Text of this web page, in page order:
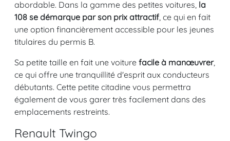
abordable. Dans la gamme des petites voitures, la
108 se démarque par son prix attractif , ce qui en fait
une option financièrement accessible pour les jeunes
titulaires du permis B.
Sa petite taille en fait une voiture facile à manœuvrer,
ce qui offre une tranquillité d'esprit aux conducteurs
débutants. Cette petite citadine vous permettra
également de vous garer très facilement dans des
emplacements restreints.
Renault Twingo